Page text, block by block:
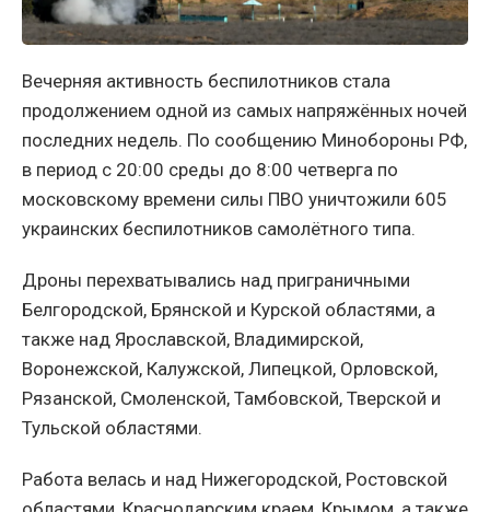
Вечерняя активность беспилотников стала
продолжением одной из самых напряжённых ночей
последних недель. По сообщению Минобороны РФ,
в период с 20:00 среды до 8:00 четверга по
московскому времени силы ПВО уничтожили 605
украинских беспилотников самолётного типа.
Дроны перехватывались над приграничными
Белгородской, Брянской и Курской областями, а
также над Ярославской, Владимирской,
Воронежской, Калужской, Липецкой, Орловской,
Рязанской, Смоленской, Тамбовской, Тверской и
Тульской областями.
Работа велась и над Нижегородской, Ростовской